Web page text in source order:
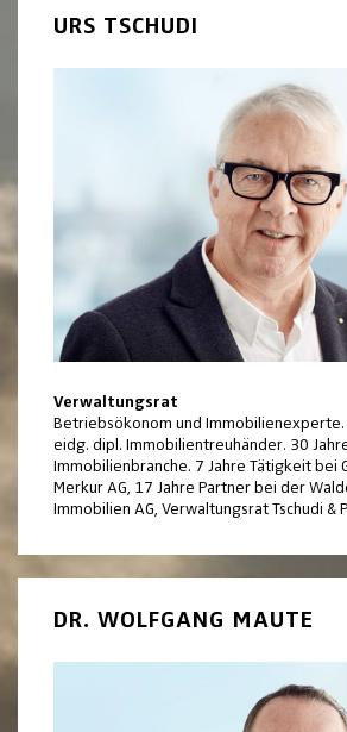
URS TSCHUDI
Verwaltungsrat
Betriebsökonom und Immobilienexperte.
eidg. dipl. Immobilientreuhänder. 30
Immobilienbranche. 7 Jahre Tätigkeit bei
Merkur AG, 17 Jahre Partner bei der
Immobilien AG, Verwaltungsrat Tschudi &
DR. WOLFGANG MAUTE